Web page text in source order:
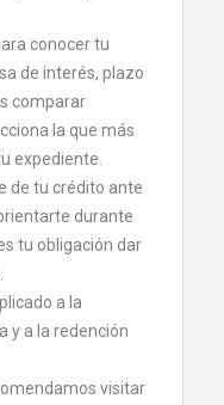
conocer tu
de interés, plazo
comparar
la que más
expediente.
de tu crédito ante
durante
tu obligación dar
a la
y a la redención
visitar